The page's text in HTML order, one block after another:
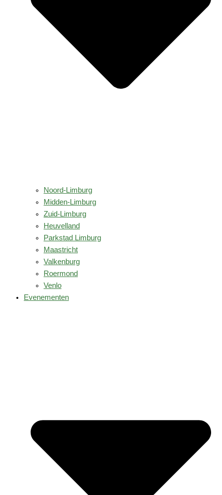
Noord-Limburg
Midden-Limburg
Zuid-Limburg
Heuvelland
Parkstad Limburg
Maastricht
Valkenburg
Roermond
Venlo
Evenementen